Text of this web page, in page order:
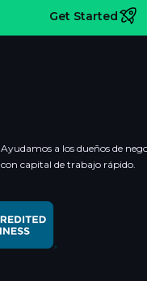
Get Started
Ayudamos a los dueños de
con capital de trabajo rápido.